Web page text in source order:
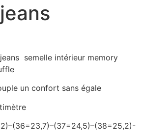
semelle intérieur memory
un confort sans égale